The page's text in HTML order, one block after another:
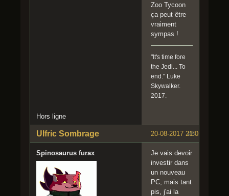
Zoo Tycoon
ça peut être
vraiment
sympas !
"It's time fore
the Jedi... To
end." Luke
Skywalker.
2017.
Hors ligne
#8
20-08-2017 21:05:07
Ulfric Sombrage
Spinosaurus furax
Je vais devoir
investir dans
un nouveau
PC, mais tant
pis, j'ai la